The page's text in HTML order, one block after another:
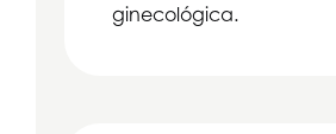
ginecológica.